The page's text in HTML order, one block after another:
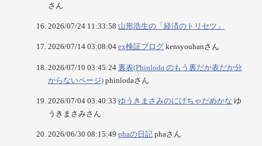
さん
2026/07/24 11:33:58 山形浩生の「経済のトリセツ」
2026/07/14 03:08:04 ex検証ブログ kensyouhanさん
2026/07/10 03:45:24 裏表(Phinloda のもう裏だか表だか分
からないページ) phinlodaさん
2026/07/04 03:40:33 ゆうきまさみのにげちゃだめかな ゆ
うきまさみさん
2026/06/30 08:15:49 phaの日記 phaさん